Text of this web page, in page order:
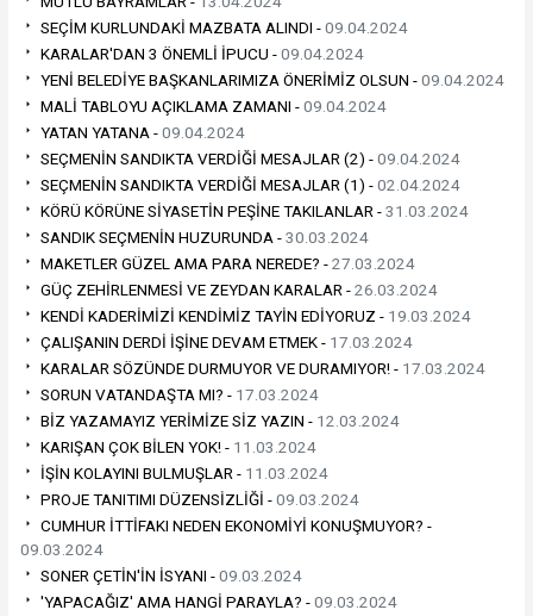
SEÇİM KURLUNDAKİ MAZBATA ALINDI -09.04.2024
KARALAR'DAN 3 ÖNEMLİ İPUCU -09.04.2024
YENİ BELEDİYE BAŞKANLARIMIZA ÖNERİMİZ OLSUN -09.04.2024
MALİ TABLOYU AÇIKLAMA ZAMANI -09.04.2024
YATAN YATANA -09.04.2024
SEÇMENİN SANDIKTA VERDİĞİ MESAJLAR (2) -09.04.2024
SEÇMENİN SANDIKTA VERDİĞİ MESAJLAR (1) -02.04.2024
KÖRÜ KÖRÜNE SİYASETİN PEŞİNE TAKILANLAR -31.03.2024
SANDIK SEÇMENİN HUZURUNDA -30.03.2024
MAKETLER GÜZEL AMA PARA NEREDE? -27.03.2024
GÜÇ ZEHİRLENMESİ VE ZEYDAN KARALAR -26.03.2024
KENDİ KADERİMİZİ KENDİMİZ TAYİN EDİYORUZ - 19.03.2024
ÇALIŞANIN DERDİ İŞİNE DEVAM ETMEK - 17.03.2024
KARALAR SÖZÜNDE DURMUYOR VE DURAMIYOR! - 17.03.2024
SORUN VATANDAŞTA MI? - 17.03.2024
BİZ YAZAMAYIZ YERİMİZE SİZ YAZIN - 12.03.2024
KARIŞAN ÇOK BİLEN YOK! - 11.03.2024
İŞİN KOLAYINI BULMUŞLAR - 11.03.2024
PROJE TANITIMI DÜZENSİZLİĞİ -09.03.2024
CUMHUR İTTİFAKI NEDEN EKONOMİYİ KONUŞMUYOR? -
09.03.2024
SONER ÇETİN'İN İSYANI -09.03.2024
'YAPACAĞIZ' AMA HANGİ PARAYLA? -09.03.2024